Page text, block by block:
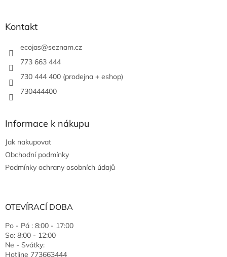
Kontakt
ecojas@seznam.cz
773 663 444
730 444 400 (prodejna + eshop)
730444400
Informace k nákupu
Jak nakupovat
Obchodní podmínky
Podmínky ochrany osobních údajů
OTEVÍRACÍ DOBA
Po - Pá : 8:00 - 17:00
So: 8:00 - 12:00
Ne - Svátky:
Hotline 773663444